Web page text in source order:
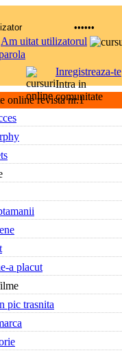
Am uitat utilizatorul
Inregistreaza-te
Intra in
comunitate
online revista nr.1
a placut
pic trasnita